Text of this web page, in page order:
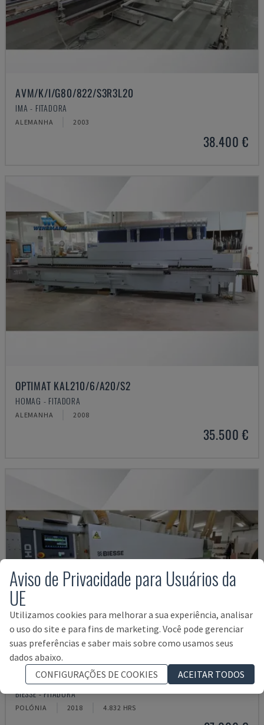
AVM/K/I/G80/822/S3R3L20
IMA - FITADORA
ALEMANHA 2003
38.400 €
OPTIMAT KAL210/6/A20/S2
HOMAG - FITADORA
ALEMANHA 2008
35.500 €
JADE 340
BIESSE - FITADORA
POLÓNIA 2018 4.832 HRS
Aviso de Privacidade para Usuários da
UE
Utilizamos cookies para melhorar a sua experiência, analisar
o uso do site e para fins de marketing. Você pode gerenciar
suas preferências e saber mais sobre como usamos seus
dados abaixo.
CONFIGURAÇÕES DE COOKIES
ACEITAR TODOS